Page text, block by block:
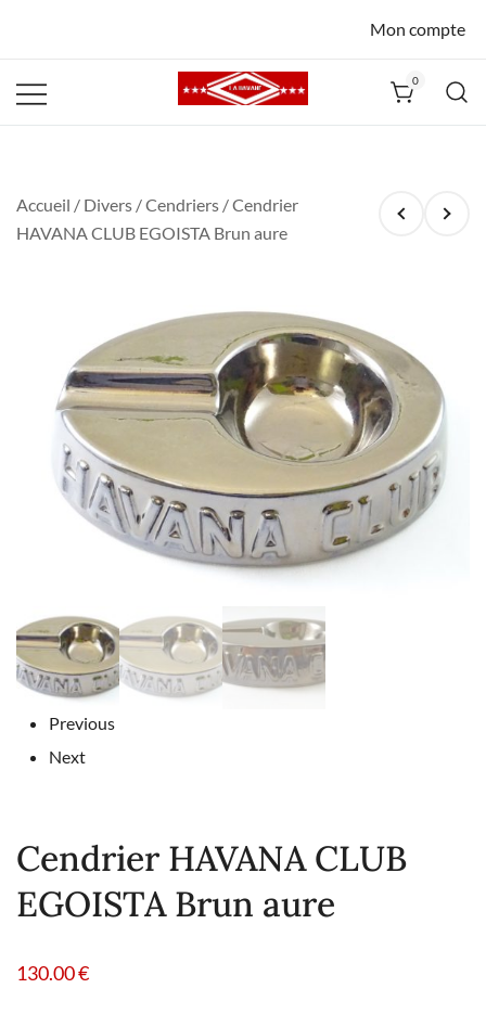
Mon compte
0
Accueil / Divers /Cendriers / Cendrier
HAVANA CLUB EGOISTA Brun aure
Previous
Next
Cendrier HAVANA CLUB
EGOISTA Brun aure
130.00€